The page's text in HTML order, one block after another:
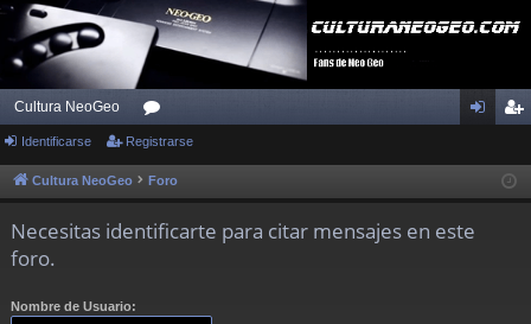
Cultura NeoGeo
or
os ist
Identificarse Registrarse
Cultura NeoGeo Foro
Necesitas identificarte para citar mensajes en este
foro.
Nombre de Usuario: